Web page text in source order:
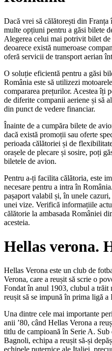
Dacă vrei să călătorești din
multe opțiuni pentru a găsi bilete
Alegerea celui mai potrivit bilet
deoarece există numeroase
oferă servicii de transport aerian
O soluție eficientă pentru a găsi
România este să utilizezi
compararea prețurilor. Acestea îți
de diferite companii aeriene și să
din punct de vedere financiar.
Înainte de a cumpăra bilete de
dacă există promoții sau oferte
perioada călătoriei și de
orașele de plecare și sosire, poți
biletele de avion.
Pentru a-ți facilita călătoria, este
necesare pentru a intra în
pașaport valabil și, în unele
unei vize. Verifică informațiile
călătorie la ambasada României
acesteia.
Hellas verona.
Hellas Verona este un club de
Verona, care a reușit să scrie o
Fondat în anul 1903, clubul a trăit
reușit să se impună în prima ligă a
Una dintre cele mai importante
anii ’80, când Hellas Verona a
titlu de campioană în Serie A.
Bagnoli, echipa a reușit să-și